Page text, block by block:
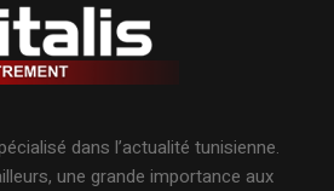
dans l’actualité tunisienne.
une grande importance aux